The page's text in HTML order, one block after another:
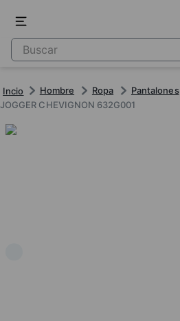
Hombre Ropa Pantalones
JOGGER CHEVIGNON 632G001